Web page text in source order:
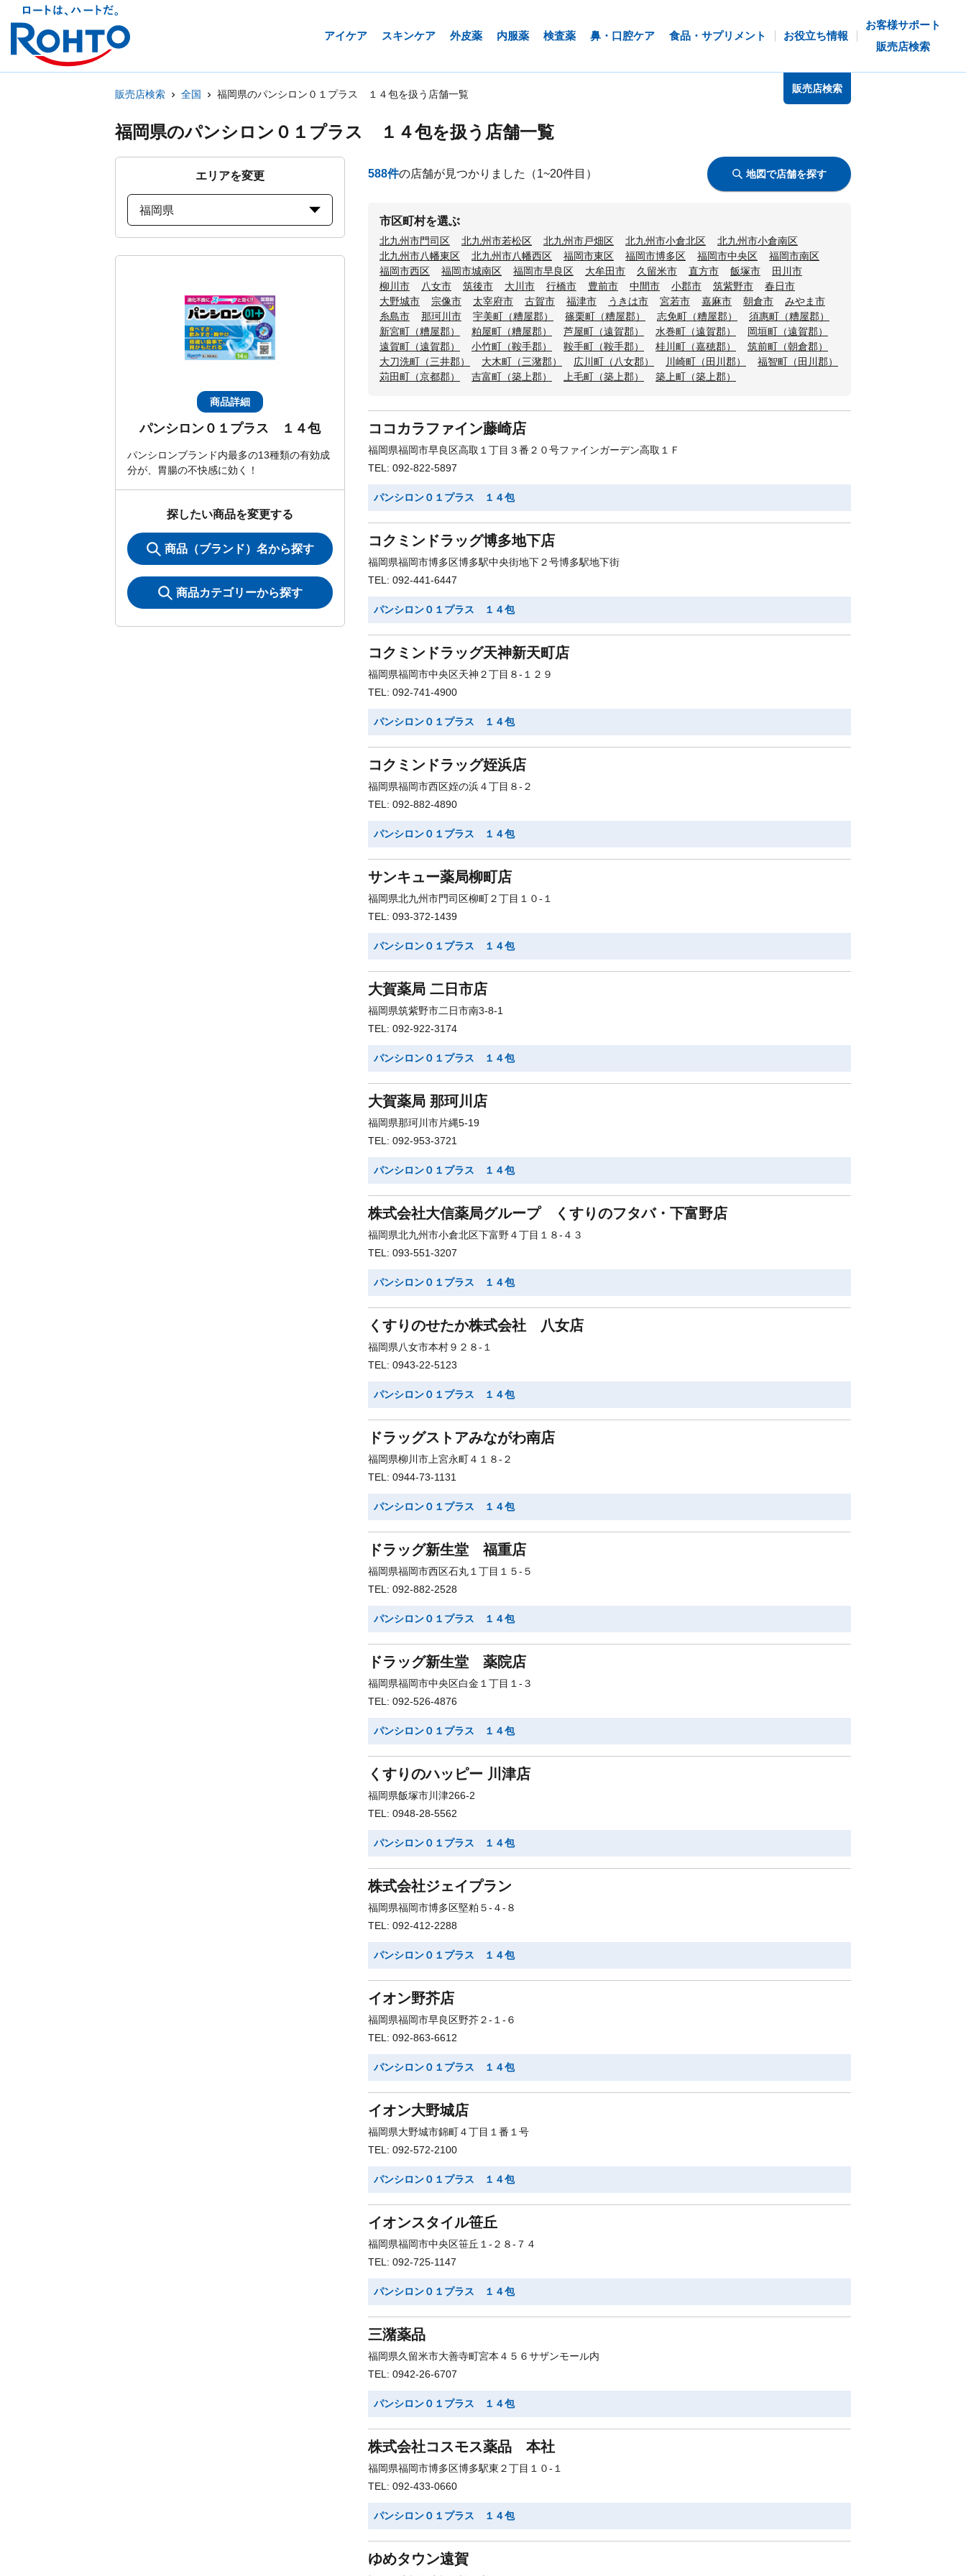
アイケア スキンケア 外皮薬 内服薬 検査薬 鼻・口腔ケア 食品・サプリメント お役立ち情報
お客様サポート
販売店検索
販売店検索 全国 福岡県のパンシロン０１プラス １４包を扱う店舗一覧 販売店検索
福岡県のパンシロン０１プラス １４包を扱う店舗一覧
エリアを変更
福岡県
商品詳細
パンシロン０１プラス １４包
パンシロンブランド内最多の13種類の有効成
分が、胃腸の不快感に効く！
探したい商品を変更する
商品（ブランド）名から探す
商品カテゴリーから探す
588件の店舗が見つかりました （1~20件目） 地図で店舗を探す
市区町村を選ぶ
北九州市門司区 北九州市若松区 北九州市戸畑区 北九州市小倉北区
北九州市小倉南区
北九州市八幡東区
北九州市八幡西区 福岡市東区 福岡市博多区 福岡市中央区
福岡市南区
福岡市西区
福岡市城南区 福岡市早良区 大牟田市 久留米市 直方市 飯塚市
田川市
柳川市
八女市 筑後市 大川市 行橋市 豊前市 中間市 小郡市 筑紫野市
春日市
大野城市
宗像市 太宰府市 古賀市 福津市 うきは市 宮若市 嘉麻市 朝倉市
みやま市
糸島市
那珂川市 宇美町（糟屋郡） 篠栗町（糟屋郡） 志免町（糟屋郡）
須惠町（糟屋郡）
新宮町（糟屋郡）
粕屋町（糟屋郡） 芦屋町（遠賀郡） 水巻町（遠賀郡）
岡垣町（遠賀郡）
遠賀町（遠賀郡）
小竹町（鞍手郡） 鞍手町（鞍手郡） 桂川町（嘉穂郡）
筑前町（朝倉郡）
大刀洗町（三井郡）
大木町（三潴郡） 広川町（八女郡） 川崎町（田川郡）
福智町（田川郡）
苅田町（京都郡）
吉富町（築上郡） 上毛町（築上郡） 築上町（築上郡）
ココカラファイン藤崎店
福岡県福岡市早良区高取１丁目３番２０号ファインガーデン高取１Ｆ
TEL: 092-822-5897
パンシロン０１プラス １４包
コクミンドラッグ博多地下店
福岡県福岡市博多区博多駅中央街地下２号博多駅地下街
TEL: 092-441-6447
パンシロン０１プラス １４包
コクミンドラッグ天神新天町店
福岡県福岡市中央区天神２丁目８-１２９
TEL: 092-741-4900
パンシロン０１プラス １４包
コクミンドラッグ姪浜店
福岡県福岡市西区姪の浜４丁目８-２
TEL: 092-882-4890
パンシロン０１プラス １４包
サンキュー薬局柳町店
福岡県北九州市門司区柳町２丁目１０-１
TEL: 093-372-1439
パンシロン０１プラス １４包
大賀薬局 二日市店
福岡県筑紫野市二日市南3-8-1
TEL: 092-922-3174
パンシロン０１プラス １４包
大賀薬局 那珂川店
福岡県那珂川市片縄5-19
TEL: 092-953-3721
パンシロン０１プラス １４包
株式会社大信薬局グループ くすりのフタバ・下富野店
福岡県北九州市小倉北区下富野４丁目１８-４３
TEL: 093-551-3207
パンシロン０１プラス １４包
くすりのせたか株式会社 八女店
福岡県八女市本村９２８-１
TEL: 0943-22-5123
パンシロン０１プラス １４包
ドラッグストアみながわ南店
福岡県柳川市上宮永町４１８-２
TEL: 0944-73-1131
パンシロン０１プラス １４包
ドラッグ新生堂 福重店
福岡県福岡市西区石丸１丁目１５-５
TEL: 092-882-2528
パンシロン０１プラス １４包
ドラッグ新生堂 薬院店
福岡県福岡市中央区白金１丁目１-３
TEL: 092-526-4876
パンシロン０１プラス １４包
くすりのハッピー 川津店
福岡県飯塚市川津266-2
TEL: 0948-28-5562
パンシロン０１プラス １４包
株式会社ジェイプラン
福岡県福岡市博多区堅粕５-４-８
TEL: 092-412-2288
パンシロン０１プラス １４包
イオン野芥店
福岡県福岡市早良区野芥２-１-６
TEL: 092-863-6612
パンシロン０１プラス １４包
イオン大野城店
福岡県大野城市錦町４丁目１番１号
TEL: 092-572-2100
パンシロン０１プラス １４包
イオンスタイル笹丘
福岡県福岡市中央区笹丘１-２８-７４
TEL: 092-725-1147
パンシロン０１プラス １４包
三潴薬品
福岡県久留米市大善寺町宮本４５６サザンモール内
TEL: 0942-26-6707
パンシロン０１プラス １４包
株式会社コスモス薬品 本社
福岡県福岡市博多区博多駅東２丁目１０-１
TEL: 092-433-0660
パンシロン０１プラス １４包
ゆめタウン遠賀